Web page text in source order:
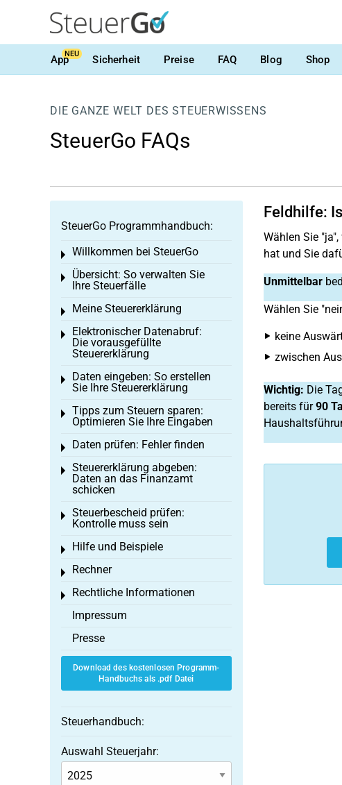
AppNEU Sicherheit Preise FAQ Blog Shop
DIE GANZE WELT DES STEUERWISSENS
SteuerGo FAQs
Feldhilfe:
Wählen Sie
hat und Sie
Unmittelbar
Wählen Sie
keine
zwischen
Wichtig: Die
bereits für90
SteuerGo Programmhandbuch:
Willkommen bei SteuerGo
Toggle menu
Übersicht: So verwalten Sie
Ihre Steuerfälle
Toggle menu
Meine Steuererklärung
Toggle menu
Elektronischer Datenabruf:
Die vorausgefüllte
Steuererklärung
Toggle menu
Daten eingeben: So erstellen
Sie Ihre Steuererklärung
Toggle menu
Tipps zum Steuern sparen:
Optimieren Sie Ihre Eingaben
Toggle menu
Daten prüfen: Fehler finden
Toggle menu
Steuererklärung abgeben:
Daten an das Finanzamt
schicken
Toggle menu
Steuerbescheid prüfen:
Kontrolle muss sein
Toggle menu
Hilfe und Beispiele
Toggle menu
Rechner
Toggle menu
Rechtliche Informationen
Toggle menu
Impressum
Presse
Download des kostenlosen Programm-
Handbuchs als .pdf Datei
Steuerhandbuch:
Auswahl Steuerjahr: